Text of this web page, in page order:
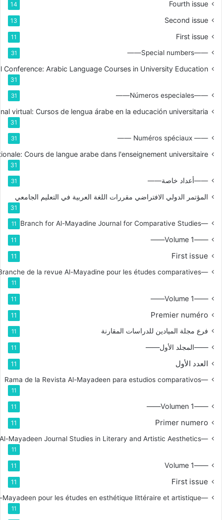
Fourth issue
14
Second issue
13
First issue
11
——Special numbers——
31
Conference: Arabic Language Courses in University Education
31
——Números especiales——
31
virtual: Cursos de lengua árabe en la educación universitaria
31
—— Numéros spéciaux ——
31
Cours de langue arabe dans l'enseignement universitaire
31
——أعداد خاصة—— 31
المؤتمر الدولي الافتراضي مقررات اللغة العربية في التعليم الجامعي
31
—Branch for Al-Mayadine Journal for Comparative Studies
11
——Volume 1——
11
First issue
11
—Branche de la revue Al-Mayadine pour les études comparatives
11
——Volume 1——
11
Premier numéro
11
فرع مجلة الميادين للدراسات المقارنة 11
——المجلد الأول—— 11
العدد الأول 11
—Rama de la Revista Al-Mayadeen para estudios comparativos
11
——Volumen 1——
11
Primer numero
11
—Branch for Al-Mayadeen Journal Studies in Literary and Artistic Aesthetics
11
——Volume 1
11
First issue
11
—Branche de la revue Al-Mayadeen pour les études en esthétique littéraire et artistique
11